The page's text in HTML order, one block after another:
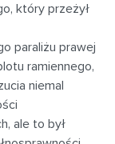
który przeżył
paraliżu prawej
ramiennego,
niemal
ale to był